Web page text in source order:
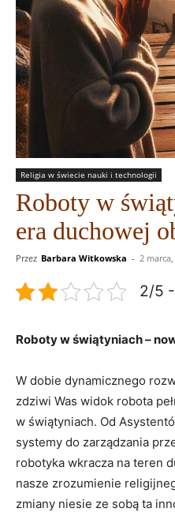
Religia w świecie nauki i technologii
Roboty w
era duchowej
Przez Barbara Witkowska - 2
2/5
Roboty w świątyniach –
W dobie dynamicznego
zdziwi Was widok robota
w świątyniach. Od
systemy do zarządzania
robotyka wkracza na teren
nasze zrozumienie
zmiany niesie ze sobą ta